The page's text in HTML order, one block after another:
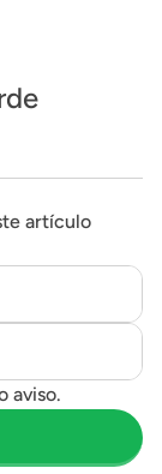
artículo